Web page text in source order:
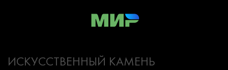
ИСКУССТВЕННЫЙ КАМЕНЬ